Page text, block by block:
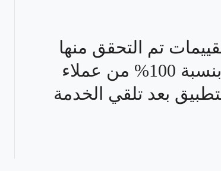
تم التحقق منها
بنسبة 100% من عملاء
بعد تلقي الخدمة